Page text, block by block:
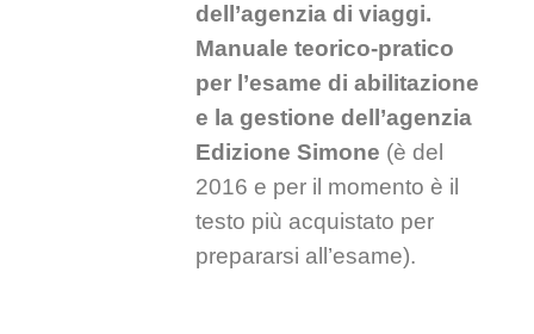
dell’agenzia di viaggi.
Manuale teorico-pratico
per l’esame di abilitazione
e la gestione dell’agenzia
Edizione Simone (è del
2016 e per il momento è il
testo più acquistato per
prepararsi all’esame).